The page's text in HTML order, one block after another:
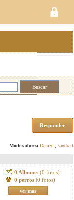
Responder
Moderadores: Damzel sandrarf
0 Albumes (0 fotos)
0 perros (0 fotos)
ver mas